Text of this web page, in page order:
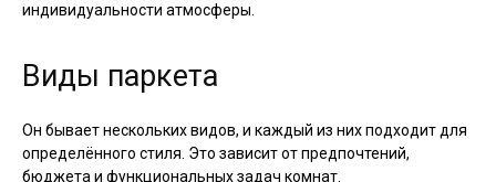
индивидуальности атмосферы.
Виды паркета
Он бывает нескольких видов, и каждый из них подходит для
определённого стиля. Это зависит от предпочтений,
бюджета и функциональных задач комнат.